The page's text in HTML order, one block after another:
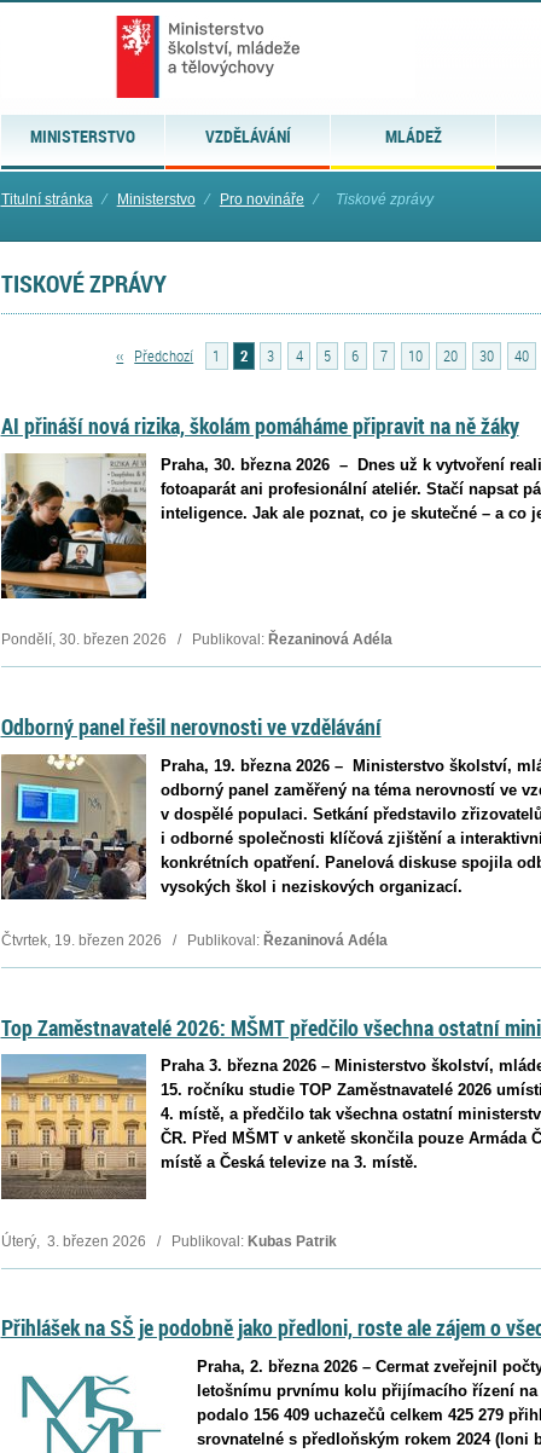
MINISTERSTVO VZDĚLÁVÁNÍ MLÁDEŽ
Titulní stránka ⁄ Ministerstvo ⁄ Pro novináře ⁄ Tiskové zprávy
TISKOVÉ ZPRÁVY
‹‹ Předchozí 1 2 3 4 5 6 7 10 20 30 40
AI přináší nová rizika, školám pomáháme připravit na ně žáky
Praha, 30. března 2026 – Dnes už k vytvoření
fotoaparát ani profesionální ateliér. Stačí napsat
inteligence. Jak ale poznat, co je skutečné – a co
Pondělí, 30. březen 2026 / Publikoval: Řezaninová Adéla
Odborný panel řešil nerovnosti ve vzdělávání
Praha, 19. března 2026 – Ministerstvo školství,
odborný panel zaměřený na téma nerovností ve
v dospělé populaci. Setkání představilo
i odborné společnosti klíčová zjištění a
konkrétních opatření. Panelová diskuse spojila
vysokých škol i neziskových organizací.
Čtvrtek, 19. březen 2026 / Publikoval: Řezaninová Adéla
Top Zaměstnavatelé 2026: MŠMT předčilo všechna ostatní
Praha 3. března 2026 – Ministerstvo školství,
15. ročníku studie TOP Zaměstnavatelé 2026
4. místě, a předčilo tak všechna ostatní
ČR. Před MŠMT v anketě skončila pouze Armáda
místě a Česká televize na 3. místě.
Úterý, 3. březen 2026 / Publikoval: Kubas Patrik
Přihlášek na SŠ je podobně jako předloni, roste ale zájem o
Praha, 2. března 2026 – Cermat zveřejnil
letošnímu prvnímu kolu přijímacího řízení
podalo 156 409 uchazečů celkem 425 279
srovnatelné s předloňským rokem 2024 (loni